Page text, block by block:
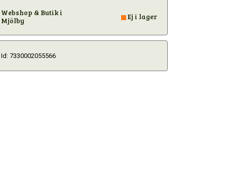
Webshop & Butik i
Mjölby
Ej i lager
Id: 7330002055566